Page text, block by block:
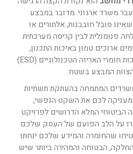
משרד ארגוני. מדובר במבצע
סובל חובבנות, אלתורים או
פנומנלית לבין קריסה מערכתית
ארוכים טמון באיכות התכנון,
רמת התיעוד והתיוג, איכות חומרי האריזה הטכנולוגיים (ESD)
הצוות המבצע בשטח.
המתמחה בהעתקת תשתיות
לכם את השקט הנפשי,
הביטוחי המלא הדרושים לפרויקט
על הלב הפועם של העסק שלכם
שהחומרה והמידע שלכם ינחתו
הבטוחה והמהירה ביותר שיש.